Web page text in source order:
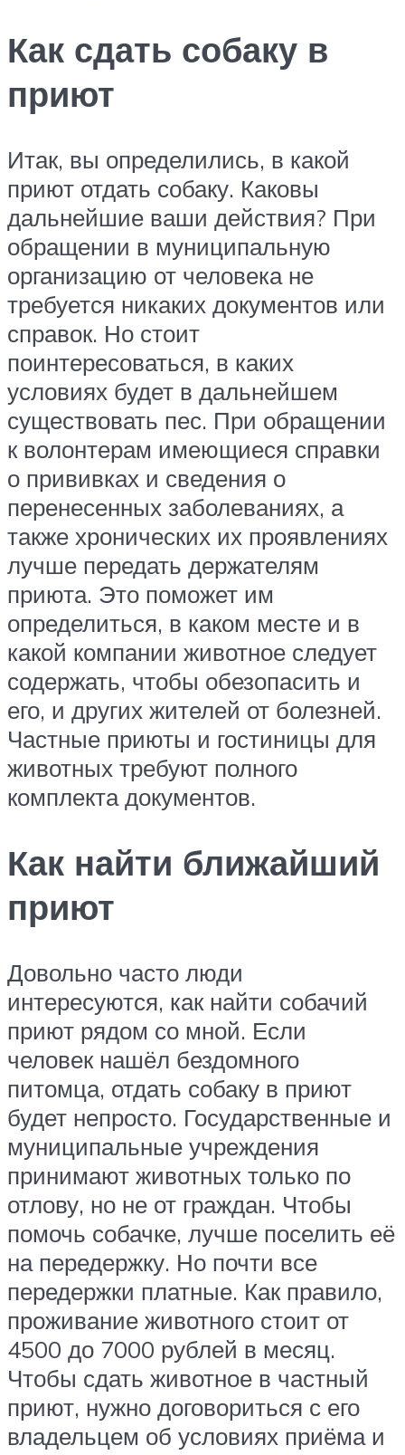
Как сдать собаку в
приют
Итак, вы определились, в какой
приют отдать собаку. Каковы
дальнейшие ваши действия? При
обращении в муниципальную
организацию от человека не
требуется никаких документов или
справок. Но стоит
поинтересоваться, в каких
условиях будет в дальнейшем
существовать пес. При обращении
к волонтерам имеющиеся справки
о прививках и сведения о
перенесенных заболеваниях, а
также хронических их проявлениях
лучше передать держателям
приюта. Это поможет им
определиться, в каком месте и в
какой компании животное следует
содержать, чтобы обезопасить и
его, и других жителей от болезней.
Частные приюты и гостиницы для
животных требуют полного
комплекта документов.
Как найти ближайший
приют
Довольно часто люди
интересуются, как найти собачий
приют рядом со мной. Если
человек нашёл бездомного
питомца, отдать собаку в приют
будет непросто. Государственные и
муниципальные учреждения
принимают животных только по
отлову, но не от граждан. Чтобы
помочь собачке, лучше поселить её
на передержку. Но почти все
передержки платные. Как правило,
проживание животного стоит от
4500 до 7000 рублей в месяц.
Чтобы сдать животное в частный
приют, нужно договориться с его
владельцем об условиях приёма и